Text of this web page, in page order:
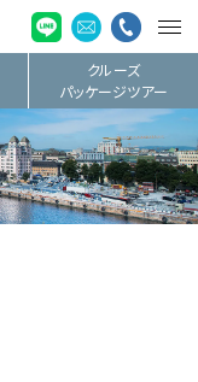
クルーズ
パッケージツアー